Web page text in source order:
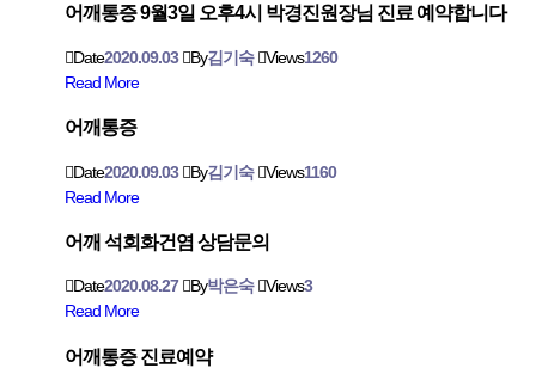
어깨통증 9월3일 오후4시 박경진원장님 진료 예약합니다
Date2020.09.03 By김기숙 Views1260
Read More
어깨통증
Date2020.09.03 By김기숙 Views1160
Read More
어깨 석회화건염 상담문의
Date2020.08.27 By박은숙 Views3
Read More
어깨통증 진료예약